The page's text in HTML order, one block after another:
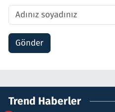
Gönder
Trend Haberler